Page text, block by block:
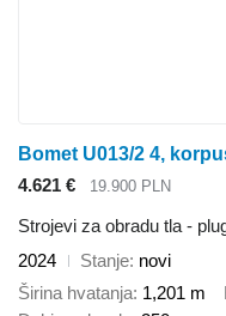
4.621 € 19.900 PLN
Strojevi za obradu tla -
2024
Stanje novi
Širina hvatanja 1,201 m